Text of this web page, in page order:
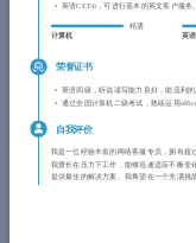
英语CET-6，可进行基本的英文客户服务。
计算机
精通
英语
荣誉证书
英语四级，听说读写能力良好，能流利
通过全国计算机二级考试，熟练运用
自我评价
我是一位经验丰富的网络客服专员，拥有超
我擅长在压力下工作，能够迅速适应不断变
提供最佳的解决方案。我希望在一个充满挑